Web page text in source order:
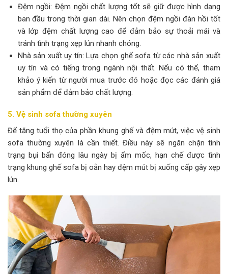
Đệm ngồi: Đệm ngồi chất lượng tốt sẽ giữ được hình dạng
ban đầu trong thời gian dài. Nên chọn đệm ngồi đàn hồi tốt
và lớp đệm chất lượng cao để đảm bảo sự thoải mái và
tránh tình trạng xẹp lún nhanh chóng.
Nhà sản xuất uy tín: Lựa chọn ghế sofa từ các nhà sản xuất
uy tín và có tiếng trong ngành nội thất. Nếu có thể, tham
khảo ý kiến từ người mua trước đó hoặc đọc các đánh giá
sản phẩm để đảm bảo chất lượng.
5. Vệ sinh sofa thường xuyên
Để tăng tuổi thọ của phần khung ghế và đệm mút, việc vệ sinh
sofa thường xuyên là cần thiết. Điều này sẽ ngăn chặn tình
trạng bụi bẩn đóng lâu ngày bị ẩm mốc, hạn chế được tình
trạng khung ghế sofa bị oằn hay đệm mút bị xuống cấp gây xẹp
lún.